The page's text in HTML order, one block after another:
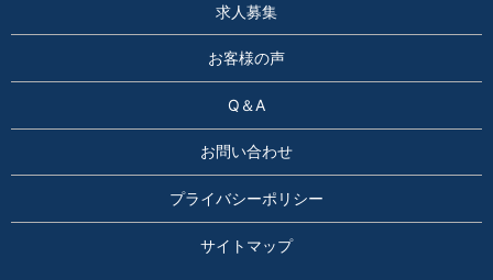
求人募集
お客様の声
Q＆A
お問い合わせ
プライバシーポリシー
サイトマップ